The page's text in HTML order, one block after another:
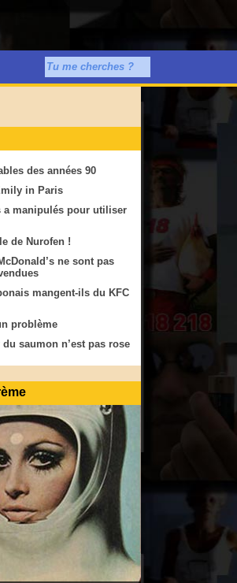
des années 90
in Paris
a manipulés pour utiliser
de Nurofen !
ne sont pas
mangent-ils du KFC
problème
saumon n’est pas rose